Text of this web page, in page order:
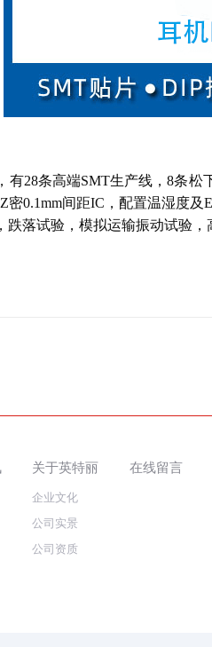
，有28条高端SMT生产线，8条
密0.1mm间距IC，配置温湿度
跌落试验，模拟运输振动试验
关于英特丽
企业文化
公司实景
公司资质
在线留言